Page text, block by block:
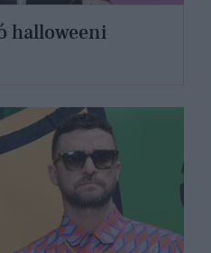
halloweeni